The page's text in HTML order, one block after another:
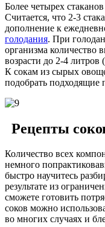
Более четырех
Считается, что 2-3
дополнение к
голодания. При
организма количество
возрасти до 2-4 литров
К сокам из сырых
подобрать подходящие
Рецепты
Количество всех
немного
быстро научитесь
результате из
сможете готовить
соков можно
во многих случаях и